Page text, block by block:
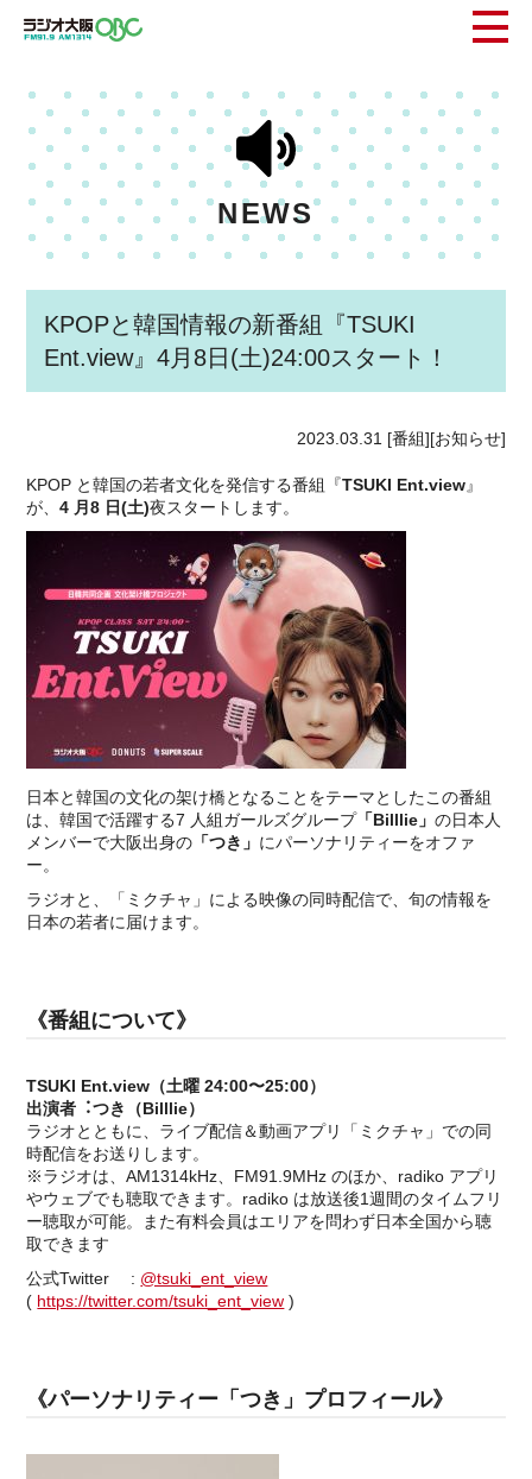
NEWS
KPOPと韓国情報の新番組『TSUKI
Ent.view』4月8日(土)24:00スタート！
2023.03.31 [番組][お知らせ]
KPOP と韓国の若者⽂化を発信する番組『TSUKI Ent.view』
が、4 ⽉8 ⽇(⼟)夜スタートします。
⽇本と韓国の⽂化の架け橋となることをテーマとしたこの番組
は、韓国で活躍する7 ⼈組ガールズグループ「Billlie」の⽇本⼈
メンバーで⼤阪出⾝の 「つき」 にパーソナリティーをオファ
ー。
ラジオと、「ミクチャ」による映像の同時配信で、旬の情報を
⽇本の若者に届けます。
《番組について》
TSUKI Ent.view（⼟曜 24:00〜25:00）
出演者︓つき（Billlie）
ラジオとともに、ライブ配信＆動画アプリ「ミクチャ」での同
時配信をお送りします。
※ラジオは、AM1314kHz、FM91.9MHz のほか、radiko アプリ
やウェブでも聴取できます。radiko は放送後1週間のタイムフリ
ー聴取が可能。また有料会員はエリアを問わず⽇本全国から聴
取できます
公式Twitter : @tsuki_ent_view
( https://twitter.com/tsuki_ent_view )
《パーソナリティー「つき」プロフィール》